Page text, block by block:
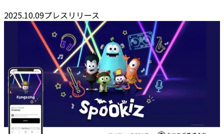
2025.10.09プレスリリース